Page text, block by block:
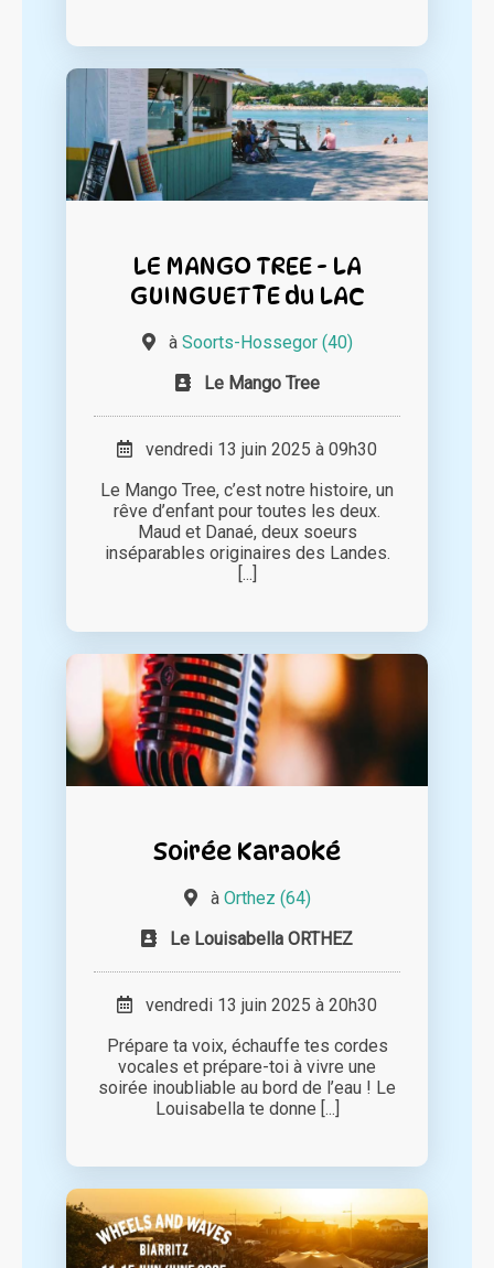
LE MANGO TREE - LA
GUINGUETTE du LAC
à Soorts-Hossegor (40)
Le Mango Tree
vendredi 13 juin 2025 à 09h30
Le Mango Tree, c’est notre histoire, un
rêve d’enfant pour toutes les deux.
Maud et Danaé, deux soeurs
inséparables originaires des Landes.
[...]
Soirée Karaoké
à Orthez (64)
Le Louisabella ORTHEZ
vendredi 13 juin 2025 à 20h30
Prépare ta voix, échauffe tes cordes
vocales et prépare-toi à vivre une
soirée inoubliable au bord de l’eau ! Le
Louisabella te donne [...]